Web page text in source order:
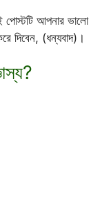
আপনার ভালো
দিবেন, (ধন্যবাদ)।